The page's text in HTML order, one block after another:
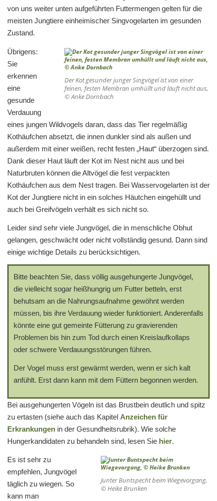
von uns weiter unten aufgeführten Futtermengen gelten für die
meisten Jungtiere einheimischer Singvogelarten im gesunden
Zustand.
Der Kot gesunder junger Singvögel ist von einer
feinen, festen Membran umhüllt und läuft nicht aus,
© Anke Dornbach
Übrigens:
Sie
erkennen
eine
gesunde
Verdauung
eines jungen Wildvogels daran, dass das Tier regelmäßig
Kothäufchen absetzt, die innen dunkler sind als außen und
außerdem mit einer weißen, recht festen „Haut“ überzogen sind.
Dank dieser Haut läuft der Kot im Nest nicht aus und bei
Naturbruten können die Altvögel die fest verpackten
Kothäufchen aus dem Nest tragen. Bei Wasservogelarten ist der
Kot der Jungtiere nicht in ein solches Häutchen eingehüllt und
auch bei Greifvögeln verhält es sich nicht so.
Leider sind sehr viele Jungvögel, die in menschliche Obhut
gelangen, geschwächt oder nicht vollständig gesund. Dann sind
einige wichtige Details zu berücksichtigen.
Bitte beachten Sie, dass völlig ausgehungerte Jungvögel,
die vielleicht sogar heißhungrig um Futter betteln, erst
behutsam an die Nahrungsaufnahme gewöhnt werden
müssen, bis ihre Verdauung wieder funktioniert. Anderenfalls
könnte eine gut gemeinte Fütterung zu gravierenden
Problemen bis hin zum Tod durch einen Kreislaufkollaps
oder schwere Verdauungsstörungen führen.
Der Vogel muss erst gewärmt werden, wenn er sich kalt
anfühlt. Erst dann kann mit dem Füttern begonnen werden.
Bei ausgehungerten Vögeln ist das Brustbein deutlich und spitz
zu ertasten (siehe auch das Kapitel Anzeichen für
Erkrankungen in der Gesundheitsrubrik). Wie solche
Hungerkandidaten zu behandeln sind, lesen Sie hier.
Junter Buntspecht beim Wiegevorgang,
© Heike Brunken
Es ist sehr zu
empfehlen, Jungvögel
täglich zu wiegen. So
kann man